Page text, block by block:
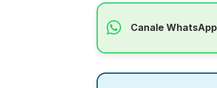
Canale WhatsApp